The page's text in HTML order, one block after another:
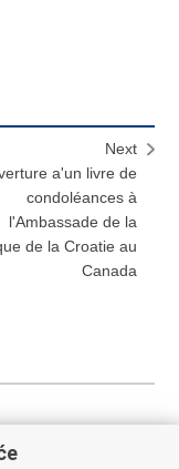
Next
a'un livre de
condoléances à
l'Ambassade de la
de la Croatie au
Canada